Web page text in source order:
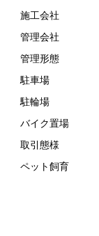
施工会社
管理会社
管理形態
駐車場
駐輪場
バイク置場
取引態様
ペット飼育